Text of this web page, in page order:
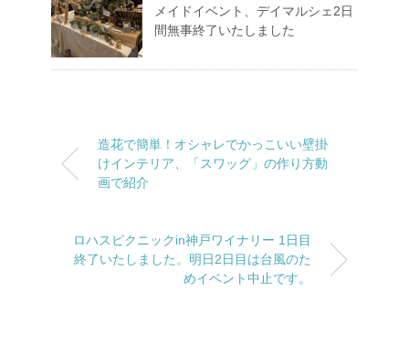
メイドイベント、デイマルシェ2日
間無事終了いたしました
造花で簡単！オシャレでかっこいい壁掛
けインテリア、「スワッグ」の作り方動
画で紹介
ロハスピクニックin神戸ワイナリー 1日目
終了いたしました。明日2日目は台風のた
めイベント中止です。